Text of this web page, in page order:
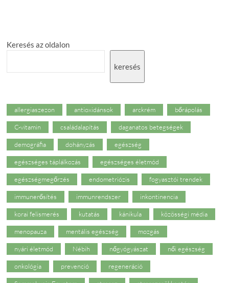
kimerültek
Keresés az oldalon
keresés
allergiaszezon antioxidánsok arckrém bőrápolás
C-vitamin családalapítás daganatos betegségek
demográfia dohányzás egészség
egészséges táplálkozás egészséges életmód
egészségmegőrzés endometriózis fogyasztói trendek
immunerősítés immunrendszer inkontinencia
korai felismerés kutatás kánikula közösségi média
menopauza mentális egészség mozgás
nyári életmód Nébih nőgyógyászat női egészség
onkológia prevenció regeneráció